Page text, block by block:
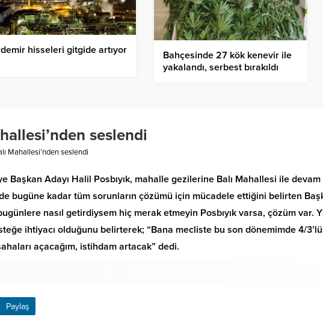
hisseleri gitgide artıyor
Bahçesinde 27 kök kenevir ile
yakalandı, serbest bırakıldı
seslendi
Mahallesi’nden seslendi
Başkan Adayı Halil Posbıyık, mahalle gezilerine Balı Mahallesi ile
bugüne kadar tüm sorunların çözümü için mücadele ettiğini belirten
nasıl getirdiysem hiç merak etmeyin Posbıyık varsa, çözüm var.
ihtiyacı olduğunu belirterek; “Bana mecliste bu son dönemimde 4/
açacağım, istihdam artacak” dedi.
Paylaş